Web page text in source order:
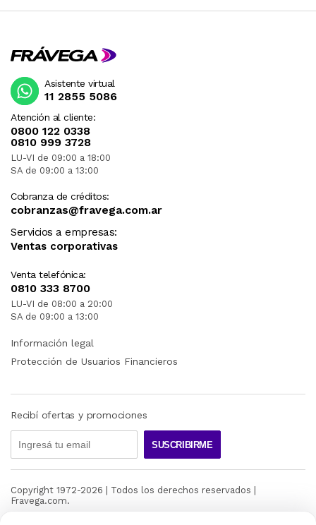
Atención al cliente:
0800 122 0338
0810 999 3728
LU-VI de 09:00 a 18:00
SA de 09:00 a 13:00
Cobranza de créditos:
cobranzas@fravega.com.ar
Servicios a empresas:
Ventas corporativas
Venta telefónica:
0810 333 8700
LU-VI de 08:00 a 20:00
SA de 09:00 a 13:00
Asistente virtual
11 2855 5086
Información legal
Protección de Usuarios Financieros
Recibí ofertas y promociones
SUSCRIBIRME
Copyright 1972-2026 | Todos los derechos reservados |
Fravega.com.